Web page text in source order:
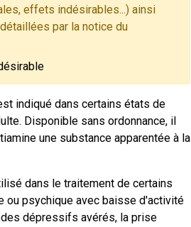
effets indésirables...) ainsi
par la notice du
indiqué dans certains états de
Disponible sans ordonnance, il
une substance apparentée à la
dans le traitement de certains
ou psychique avec baisse d'activité
dépressifs avérés, la prise